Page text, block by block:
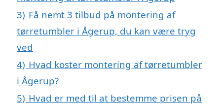
3) Få nemt 3 tilbud på montering af
tørretumbler i Ågerup, du kan være tryg
ved
4) Hvad koster montering af tørretumbler
i Ågerup?
5) Hvad er med til at bestemme prisen på